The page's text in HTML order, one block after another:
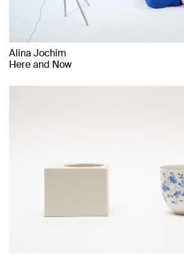
Alina Jochim
Here and Now